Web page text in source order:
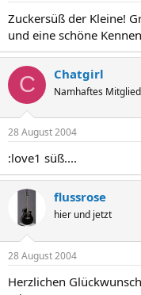
Zuckersüß der Kleine!
und eine schöne
C Chatgirl
Namhaftes Mitglied
28 August 2004
:love1 süß....
flussrose
hier und jetzt
28 August 2004
Herzlichen